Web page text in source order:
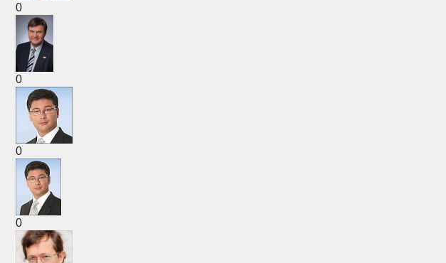
0
0
0
0